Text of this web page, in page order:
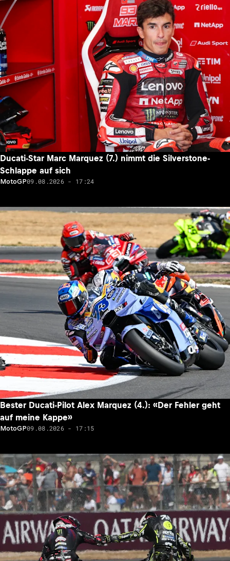
Ducati-Star Marc Marquez (7.) nimmt die Silverstone-
Schlappe auf sich
MotoGP09.08.2026 - 17:24
Bester Ducati-Pilot Alex Marquez (4.): «Der Fehler geht
auf meine Kappe»
MotoGP09.08.2026 - 17:15